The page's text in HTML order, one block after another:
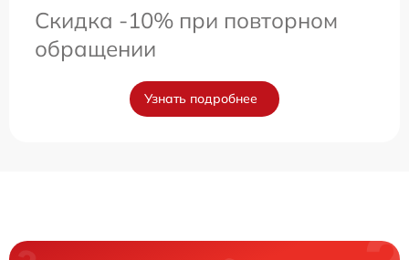
Скидка -10% при повторном
обращении
Узнать подробнее